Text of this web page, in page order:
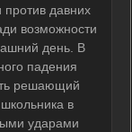
давних
возможности
день. В
падения
решающий
в
ударами